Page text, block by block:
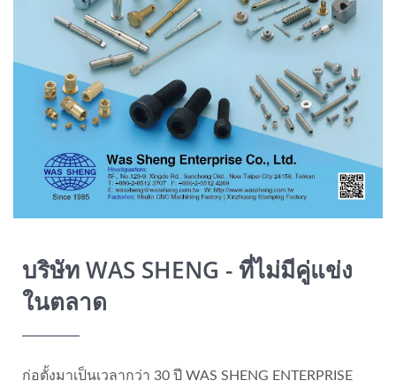
บริษัท WAS SHENG - ที่ไม่มีคู่แข่ง
ในตลาด
ก่อตั้งมาเป็นเวลากว่า 30 ปี WAS SHENG ENTERPRISE